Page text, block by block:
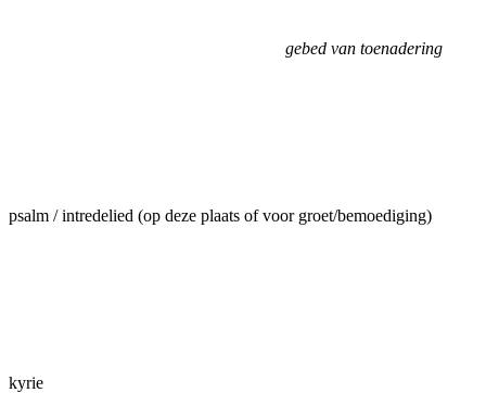
gebed van toenadering
psalm / intredelied (op deze plaats of voor groet/bemoediging)
kyrie